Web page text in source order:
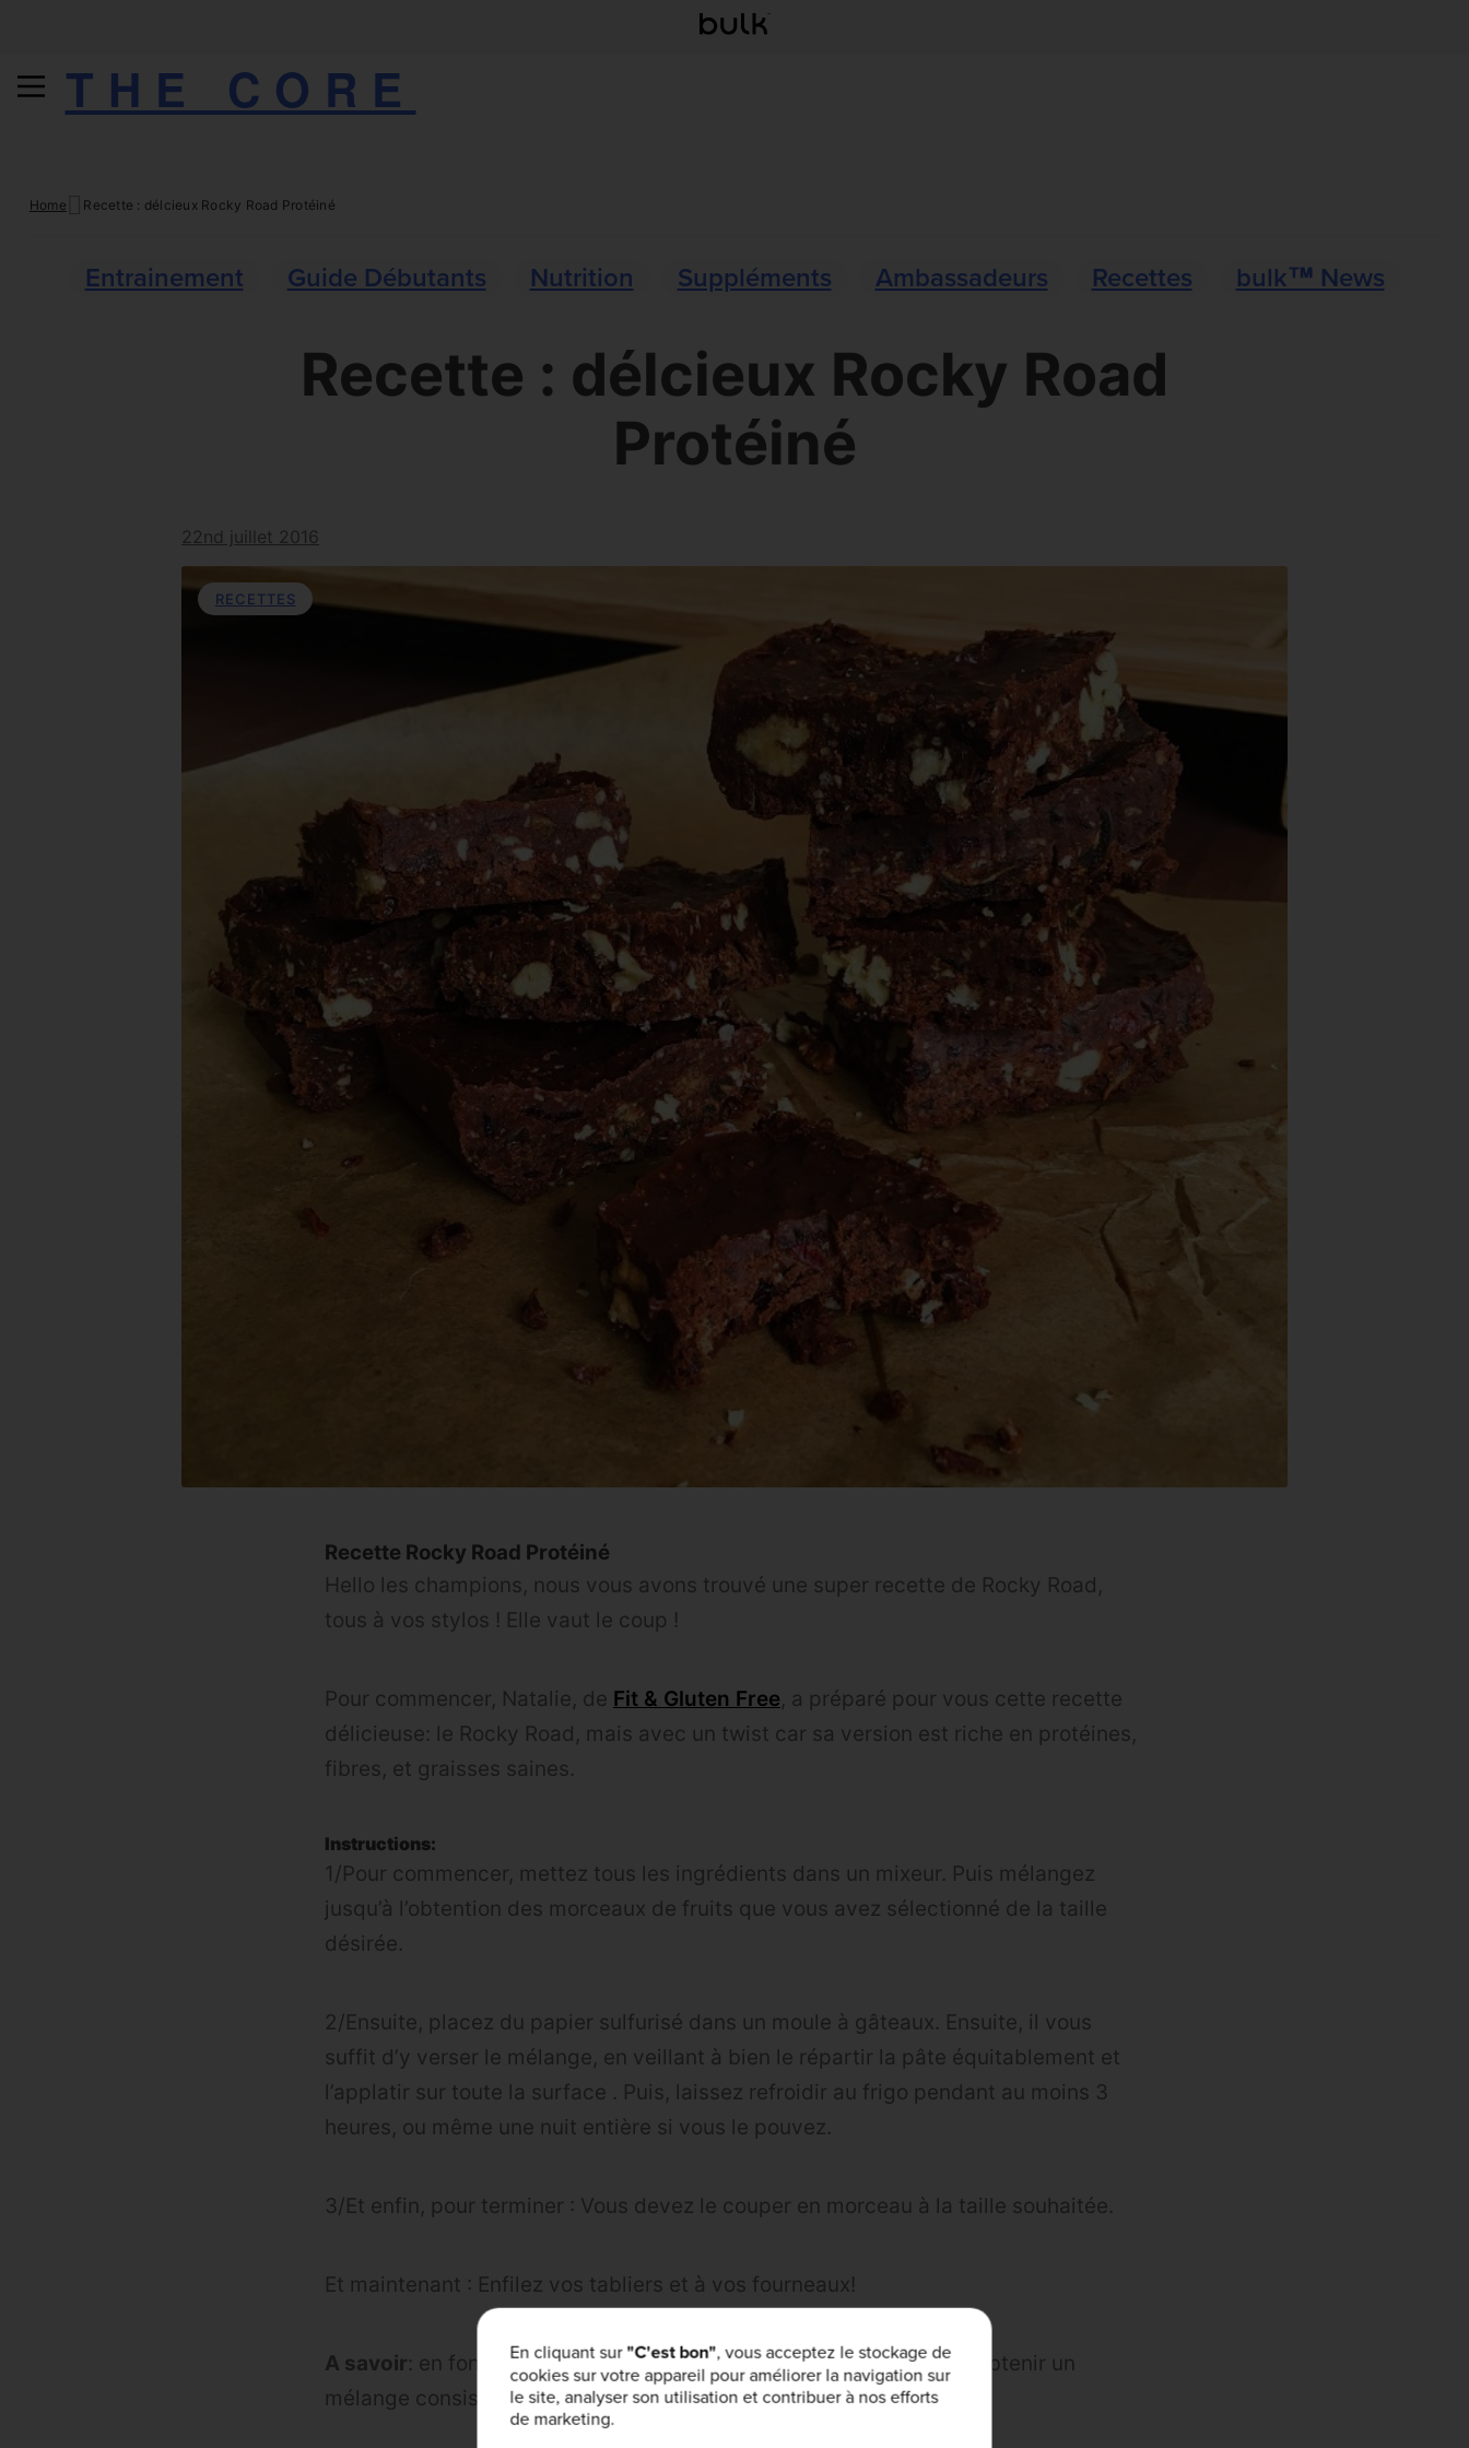
THE CORE
Home Recette : délcieux Rocky Road Protéiné
Entrainement Guide Débutants Nutrition Suppléments Ambassadeurs Recettes bulk™ News
Recette : délcieux Rocky Road
Protéiné
22nd juillet 2016
RECETTES
Recette Rocky Road Protéiné
Hello les champions, nous vous avons trouvé une super recette de Rocky Road,
tous à vos stylos ! Elle vaut le coup !
Pour commencer, Natalie, de Fit & Gluten Free, a préparé pour vous cette recette
délicieuse: le Rocky Road, mais avec un twist car sa version est riche en protéines,
fibres, et graisses saines.
Instructions:
1/Pour commencer, mettez tous les ingrédients dans un mixeur. Puis mélangez
jusqu’à l’obtention des morceaux de fruits que vous avez sélectionné de la taille
désirée.
2/Ensuite, placez du papier sulfurisé dans un moule à gâteaux. Ensuite, il vous
suffit d’y verser le mélange, en veillant à bien le répartir la pâte équitablement et
l’applatir sur toute la surface . Puis, laissez refroidir au frigo pendant au moins 3
heures, ou même une nuit entière si vous le pouvez.
3/Et enfin, pour terminer : Vous devez le couper en morceau à la taille souhaitée.
Et maintenant : Enfilez vos tabliers et à vos fourneaux!
A savoir: en fonction de votre mixeur, secouer régulièrement pour obtenir un
mélange consistant des ingrédients.
En cliquant sur"C'est bon", vous acceptez le stockage de
cookies sur votre appareil pour améliorer la navigation sur
le site, analyser son utilisation et contribuer à nos efforts
de marketing.